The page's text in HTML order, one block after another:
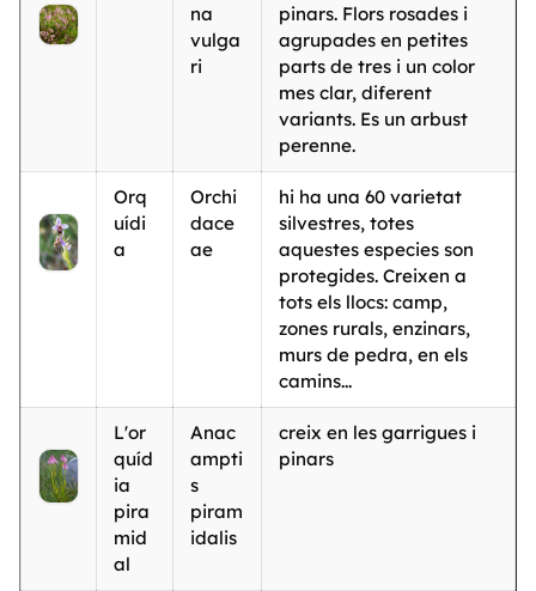
na
vulga
ri
pinars. Flors rosades i
agrupades en petites
parts de tres i un color
mes clar, diferent
variants. Es un arbust
perenne.
Orq
uídi
a
Orchi
dace
ae
hi ha una 60 varietat
silvestres, totes
aquestes especies son
protegides. Creixen a
tots els llocs: camp,
zones rurals, enzinars,
murs de pedra, en els
camins...
L'or
quíd
ia
pira
mid
al
Anac
ampti
s
piram
idalis
creix en les garrigues i
pinars